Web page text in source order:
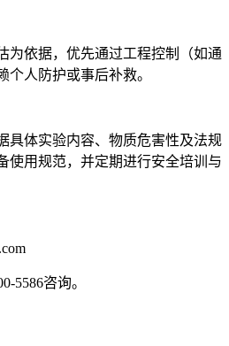
依据，优先通过工程控制（如通
个人防护或事后补救。
体实验内容、物质危害性及法规
使用规范，并定期进行安全培训与
5586咨询。